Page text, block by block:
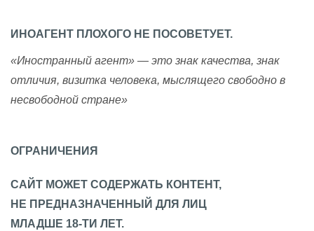
ИНОАГЕНТ ПЛОХОГО НЕ ПОСОВЕТУЕТ.
«Иностранный агент» — это знак качества, знак
отличия, визитка человека, мыслящего свободно в
несвободной стране»
ОГРАНИЧЕНИЯ
САЙТ МОЖЕТ СОДЕРЖАТЬ КОНТЕНТ,
НЕ ПРЕДНАЗНАЧЕННЫЙ ДЛЯ ЛИЦ
МЛАДШЕ 18-ТИ ЛЕТ.